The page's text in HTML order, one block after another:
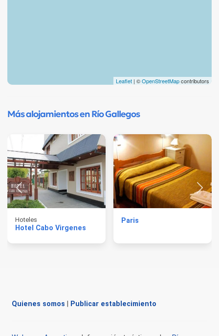
Leaflet | ©OpenStreetMapcontributors
Más alojamientos en Río Gallegos
Hoteles
Hotel Cabo Virgenes
Paris
Quienes somos Publicar establecimiento